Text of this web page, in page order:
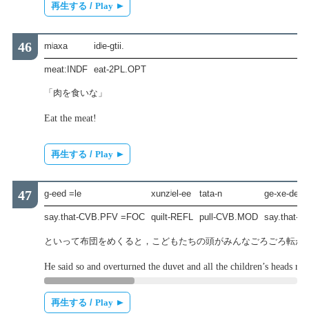
再生する /Play
mʲaxa idʲe-gtii.
meat:INDF eat-2PL.OPT
「肉を食いな」
Eat the meat!
再生する /Play
g-eed =le xunzʲel-ee tata-n ge-xe-de
say.that-CVB.PFV =FOC quilt-REFL pull-CVB.MOD say.that-
といって布団をめくると，こどもたちの頭がみんなごろごろ転が
He said so and overturned the duvet and all the children’s heads
再生する /Play